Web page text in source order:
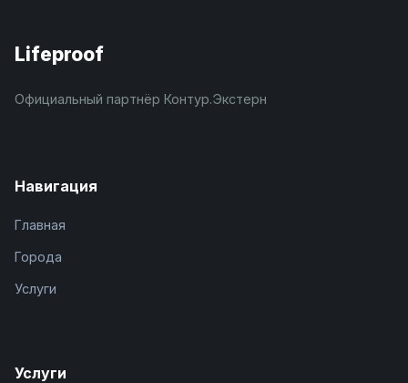
Lifeproof
Официальный партнёр Контур.Экстерн
Навигация
Главная
Города
Услуги
Услуги